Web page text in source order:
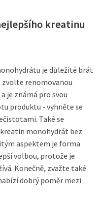
kreatinu
je důležité brát
zvolte renomovanou
je známá pro svou
produktu - vyhněte se
Také se
monohydrát bez
aspektem je forma
volbou, protože je
Konečně, zvažte také
dobrý poměr mezi